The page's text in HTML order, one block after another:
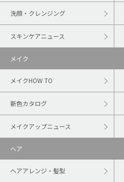
洗顔・クレンジング
スキンケアニュース
メイク
メイクHOW TO
新色カタログ
メイクアップニュース
ヘア
ヘアアレンジ・髪型